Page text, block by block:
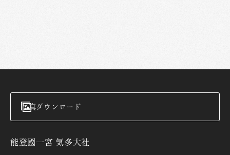
写真ダウンロード
能登國一宮 気多大社